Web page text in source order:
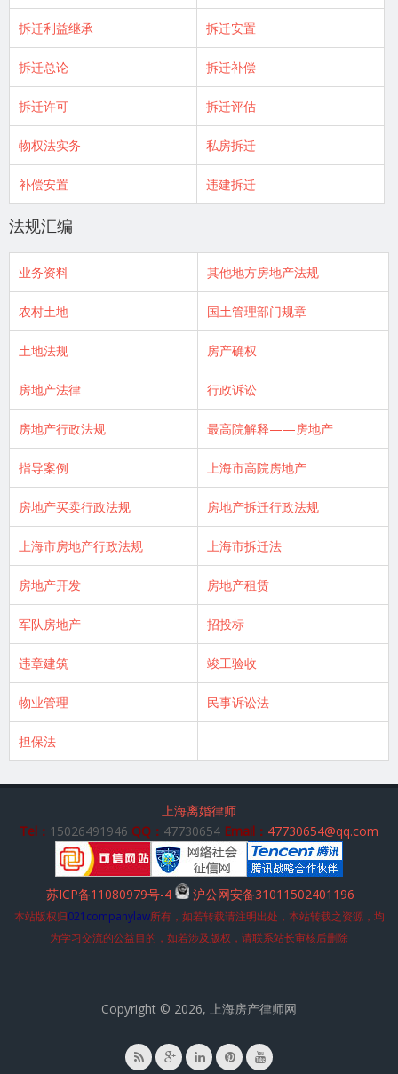
拆迁利益继承 拆迁安置
拆迁总论 拆迁补偿
拆迁许可 拆迁评估
物权法实务 私房拆迁
补偿安置 违建拆迁
法规汇编
业务资料 其他地方房地产法规
农村土地 国土管理部门规章
土地法规 房产确权
房地产法律 行政诉讼
房地产行政法规 最高院解释——房地产
指导案例 上海市高院房地产
房地产买卖行政法规 房地产拆迁行政法规
上海市房地产行政法规 上海市拆迁法
房地产开发 房地产租赁
军队房地产 招投标
违章建筑 竣工验收
物业管理 民事诉讼法
担保法
上海离婚律师
Tel： 15026491946 QQ： 47730654 Email： 47730654@qq.com
苏ICP备11080979号-4 沪公网安备31011502401196
本站版权归021companylaw所有，如若转载请注明出处，本站转载之资源，均
为学习交流的公益目的，如若涉及版权，请联系站长审核后删除
Copyright © 2026, 上海房产律师网